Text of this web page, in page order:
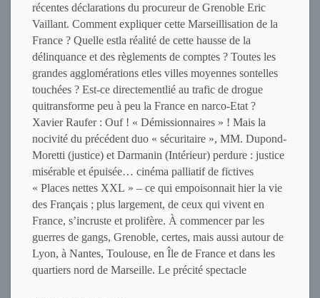
récentes déclarations du procureur de Grenoble Eric
Vaillant. Comment expliquer cette Marseillisation de la
France ? Quelle estla réalité de cette hausse de la
délinquance et des règlements de comptes ? Toutes les
grandes agglomérations etles villes moyennes sontelles
touchées ? Est-ce directementlié au trafic de drogue
quitransforme peu à peu la France en narco-Etat ?
Xavier Raufer : Ouf ! « Démissionnaires » ! Mais la
nocivité du précédent duo « sécuritaire », MM. Dupond-
Moretti (justice) et Darmanin (Intérieur) perdure : justice
misérable et épuisée… cinéma palliatif de fictives
« Places nettes XXL » – ce qui empoisonnait hier la vie
des Français ; plus largement, de ceux qui vivent en
France, s’incruste et prolifère. À commencer par les
guerres de gangs, Grenoble, certes, mais aussi autour de
Lyon, à Nantes, Toulouse, en Île de France et dans les
quartiers nord de Marseille. Le précité spectacle